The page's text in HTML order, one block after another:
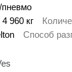
4 960 кг
Способ